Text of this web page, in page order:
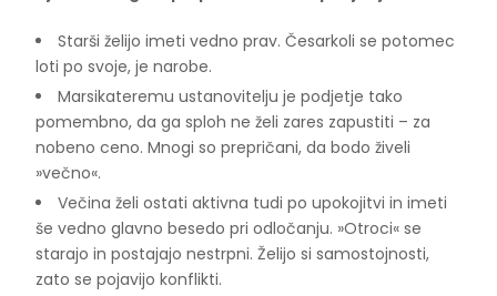
Starši želijo imeti vedno prav. Česarkoli se potomec
loti po svoje, je narobe.
Marsikateremu ustanovitelju je podjetje tako
pomembno, da ga sploh ne želi zares zapustiti – za
nobeno ceno. Mnogi so prepričani, da bodo živeli
»večno«.
Večina želi ostati aktivna tudi po upokojitvi in imeti
še vedno glavno besedo pri odločanju. »Otroci« se
starajo in postajajo nestrpni. Želijo si samostojnosti,
zato se pojavijo konflikti.